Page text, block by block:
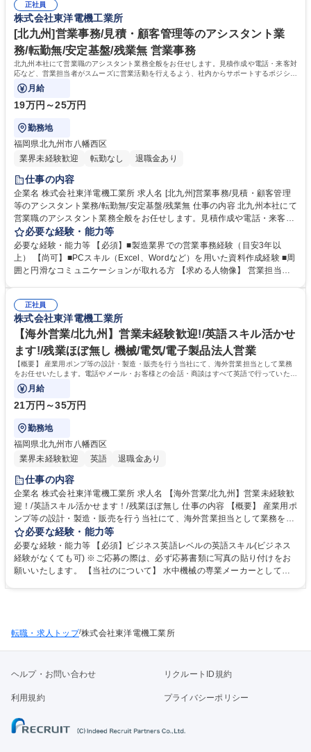
に貢献しよう」を社訓として製品を通じて世界の産業と環境に貢献してい
ます。 募集職種 【機械設計/北九州】経験不問！第二新卒歓迎！/転勤無し/
残業ほぼ無し
年かけて先輩社員のアシスタントとして設計業務を覚えていく流れとなり
ます。習熟度に見合わないような業務をお任せすることはございませんの
でご安心ください。 学歴・資格 学歴：大学院 大学 高専 短大 専修学校 語
学力： 資格：第一種運転免許普通自動車
正社員
株式会社東洋電機工業所
[北九州]営業事務/見積・顧客管理等のアシスタント業
務/転勤無/安定基盤/残業無 営業事務
北九州本社にて営業職のアシスタント業務全般をお任せします。見積作成や電話・来客対
応など、営業担当者がスムーズに営業活動を行えるよう、社内からサポートするポジショ
ンです。
月給
19万円～25万円
勤務地
福岡県北九州市八幡西区
業界未経験歓迎
転勤なし 退職金あり
仕事の内容
企業名 株式会社東洋電機工業所 求人名 [北九州]営業事務/見積・顧客管理
等のアシスタント業務/転勤無/安定基盤/残業無 仕事の内容 北九州本社にて
営業職のアシスタント業務全般をお任せします。見積作成や電話・来客対
応など、営業担当者がスムーズに営業活動を行えるよう、社内からサポー
トするポジションです。 ■見積書や各種資料の作成 ■顧客情報の管理・デ
ータ入力 ■電話対応および来客時の一次対応 ■その他、営業活動に付随す
るサポート業務全般 入社後は段階的に業務をキャッチアップ頂き、周囲と
安定基盤/残業無
必要な経験・能力等
必要な経験・能力等 【必須】■製造業界での営業事務経験（目安3年以
上） 【尚可】■PCスキル（Excel、Wordなど）を用いた資料作成経験 ■周
囲と円滑なコミュニケーションが取れる方 【求める人物像】 営業担当者
ンスを保ちながら長期就業しやすい環境です。 学歴・資格 学歴：大学院
大学 高専 短大 専修学校 語学力： 資格：
正社員
株式会社東洋電機工業所
【海外営業/北九州】営業未経験歓迎!/英語スキル活かせ
ます!/残業ほぼ無し 機械/電気/電子製品法人営業
【概要】 産業用ポンプ等の設計・製造・販売を行う当社にて、海外営業担当として業務
をお任せいたします。電話やメール・お客様との会話・商談はすべて英語で行っていただ
きます。
月給
21万円～35万円
勤務地
福岡県北九州市八幡西区
業界未経験歓迎
英語 退職金あり
仕事の内容
企業名 株式会社東洋電機工業所 求人名 【海外営業/北九州】営業未経験歓
迎！/英語スキル活かせます！/残業ほぼ無し 仕事の内容 【概要】 産業用ポ
ンプ等の設計・製造・販売を行う当社にて、海外営業担当として業務をお
任せいたします。電話やメール・お客様との会話・商談はすべて英語で行
っていただきます。 【詳細】 主に代理店への営業活動が中心となり、機
械寿命に伴う製品取替のニーズをヒアリングし、提案に繋げていく営業と
なります。対応エリアは世界各国となりますが、特に東アジア・東南アジ
無し
必要な経験・能力等
必要な経験・能力等 【必須】ビジネス英語レベルの英語スキル(ビジネス
経験がなくても可) ※ご応募の際は、必ず応募書類に写真の貼り付けをお
願いいたします。 【当社のについて】 水中機械の専業メーカーとして世
学歴：大学院 大学 高専 短大 専修学校 語学力：英語 資格：第一種運転免
転職・求人トップ/株式会社東洋電機工業所
ヘルプ・お問い合わせ リクルートID規約
利用規約 プライバシーポリシー